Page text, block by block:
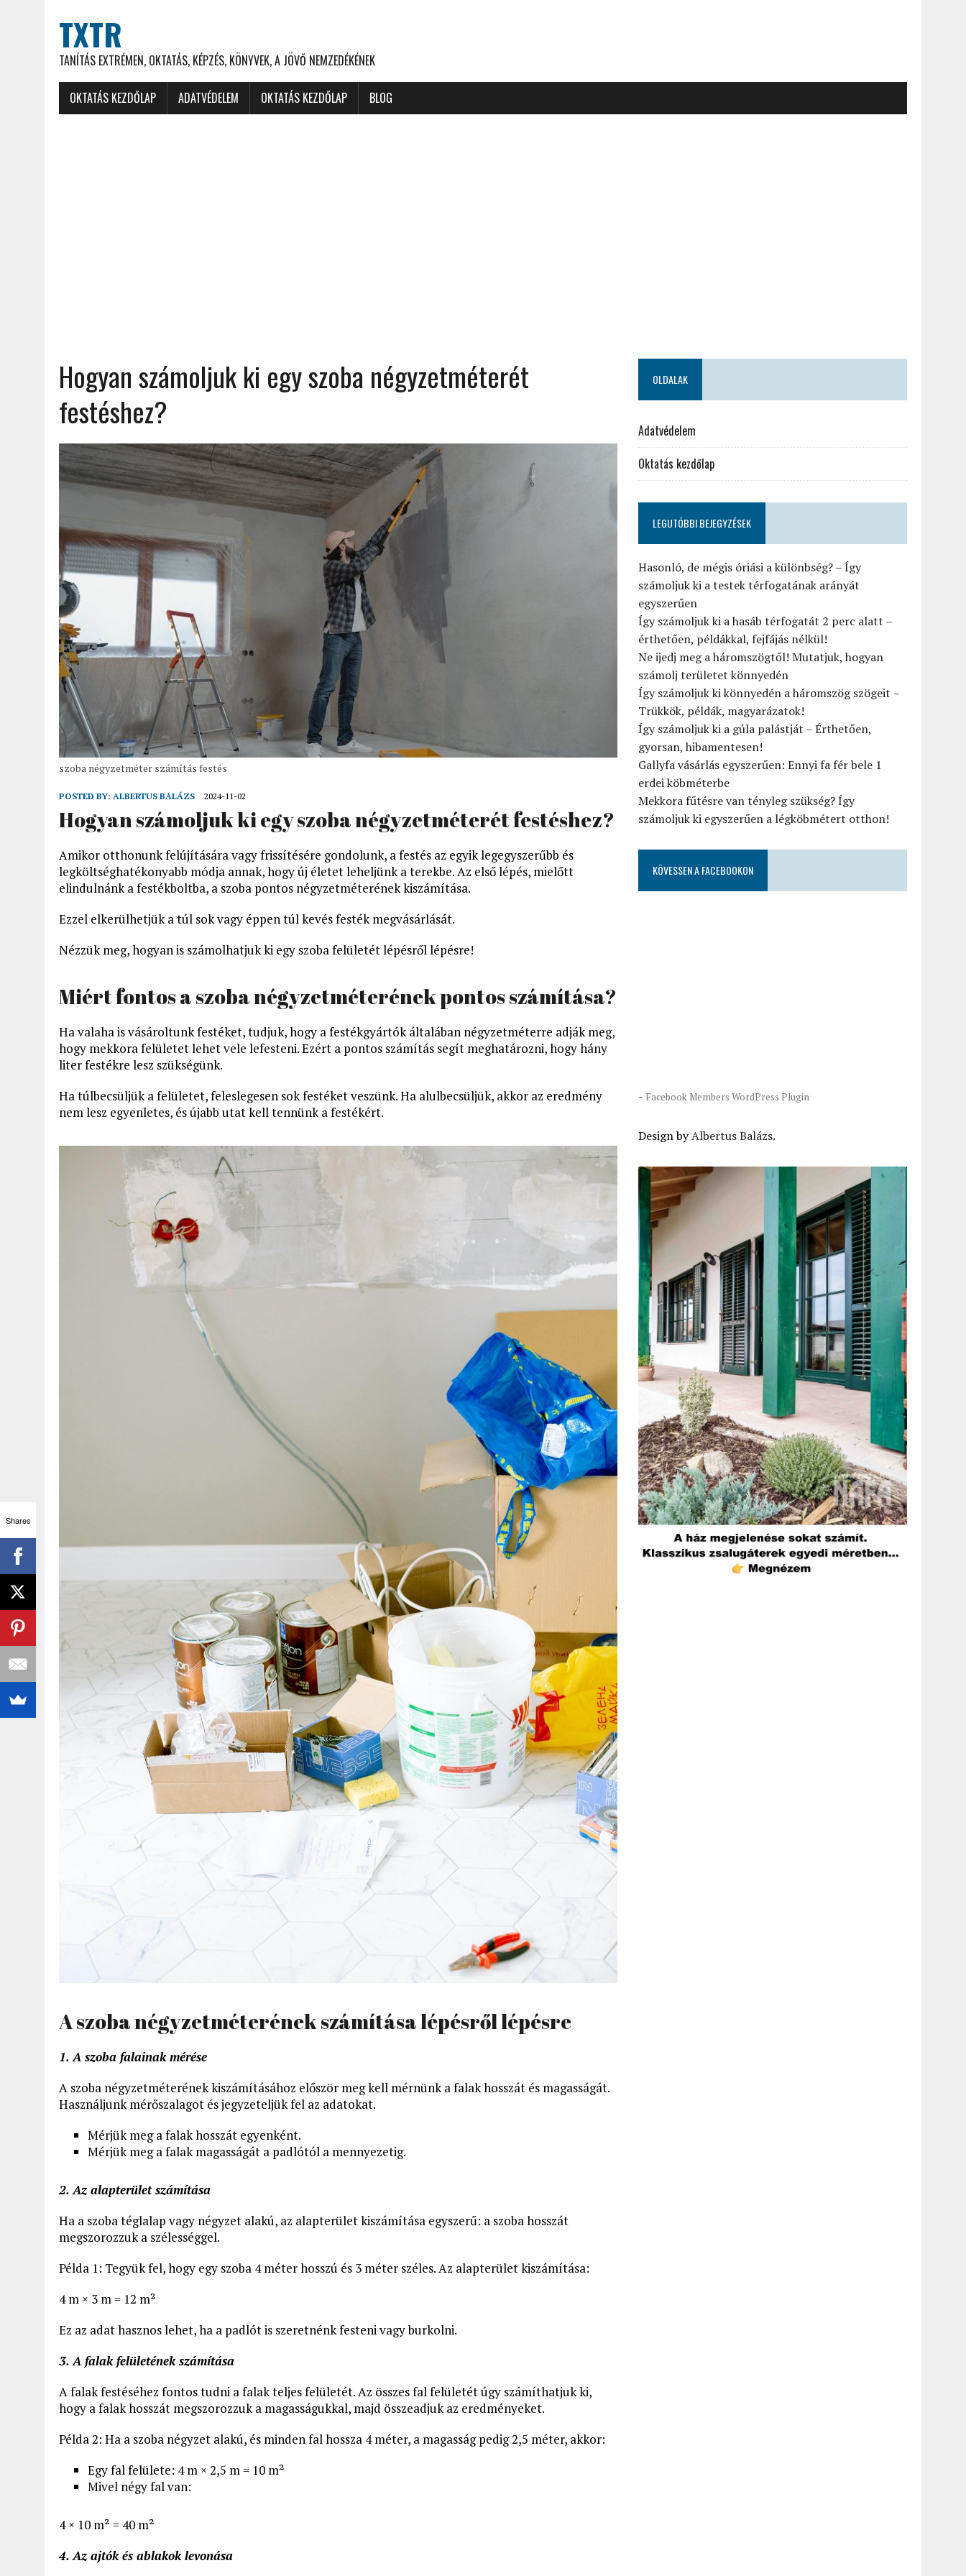
TXTR
TANÍTÁS EXTRÉMEN, OKTATÁS, KÉPZÉS, KÖNYVEK, A JÖVŐ NEMZEDÉKÉNEK
OKTATÁS KEZDŐLAP ADATVÉDELEM OKTATÁS KEZDŐLAP BLOG
Hogyan számoljuk ki egy szoba négyzetméterét
festéshez?
szoba négyzetméter számítás festés
POSTED BY: ALBERTUS BALÁZS 2024-11-02
Hogyan számoljuk ki egy szoba négyzetméterét festéshez?
Amikor otthonunk felújítására vagy frissítésére gondolunk, a festés az egyik legegyszerűbb és
legköltséghatékonyabb módja annak, hogy új életet leheljünk a terekbe. Az első lépés, mielőtt
elindulnánk a festékboltba, a szoba pontos négyzetméterének kiszámítása.
Ezzel elkerülhetjük a túl sok vagy éppen túl kevés festék megvásárlását.
Nézzük meg, hogyan is számolhatjuk ki egy szoba felületét lépésről lépésre!
Miért fontos a szoba négyzetméterének pontos számítása?
Ha valaha is vásároltunk festéket, tudjuk, hogy a festékgyártók általában négyzetméterre adják meg,
hogy mekkora felületet lehet vele lefesteni. Ezért a pontos számítás segít meghatározni, hogy hány
liter festékre lesz szükségünk.
Ha túlbecsüljük a felületet, feleslegesen sok festéket veszünk. Ha alulbecsüljük, akkor az eredmény
nem lesz egyenletes, és újabb utat kell tennünk a festékért.
A szoba négyzetméterének számítása lépésről lépésre
1. A szoba falainak mérése
A szoba négyzetméterének kiszámításához először meg kell mérnünk a falak hosszát és magasságát.
Használjunk mérőszalagot és jegyzeteljük fel az adatokat.
Mérjük meg a falak hosszát egyenként.
Mérjük meg a falak magasságát a padlótól a mennyezetig.
2. Az alapterület számítása
Ha a szoba téglalap vagy négyzet alakú, az alapterület kiszámítása egyszerű: a szoba hosszát
megszorozzuk a szélességgel.
Példa 1: Tegyük fel, hogy egy szoba 4 méter hosszú és 3 méter széles. Az alapterület kiszámítása:
4 m × 3 m = 12 m²
Ez az adat hasznos lehet, ha a padlót is szeretnénk festeni vagy burkolni.
3. A falak felületének számítása
A falak festéséhez fontos tudni a falak teljes felületét. Az összes fal felületét úgy számíthatjuk ki,
hogy a falak hosszát megszorozzuk a magasságukkal, majd összeadjuk az eredményeket.
Példa 2: Ha a szoba négyzet alakú, és minden fal hossza 4 méter, a magasság pedig 2,5 méter, akkor:
Egy fal felülete: 4 m × 2,5 m = 10 m²
Mivel négy fal van:
4 × 10 m² = 40 m²
4. Az ajtók és ablakok levonása
OLDALAK
Adatvédelem
Oktatás kezdőlap
LEGUTÓBBI BEJEGYZÉSEK
Hasonló, de mégis óriási a különbség? – Így
számoljuk ki a testek térfogatának arányát
egyszerűen
Így számoljuk ki a hasáb térfogatát 2 perc alatt –
érthetően, példákkal, fejfájás nélkül!
Ne ijedj meg a háromszögtől! Mutatjuk, hogyan
számolj területet könnyedén
Így számoljuk ki könnyedén a háromszög szögeit –
Trükkök, példák, magyarázatok!
Így számoljuk ki a gúla palástját – Érthetően,
gyorsan, hibamentesen!
Gallyfa vásárlás egyszerűen: Ennyi fa fér bele 1
erdei köbméterbe
Mekkora fűtésre van tényleg szükség? Így
számoljuk ki egyszerűen a légköbmétert otthon!
KÖVESSEN A FACEBOOKON
- Facebook Members WordPress Plugin
Design byAlbertus Balázs.
Shares